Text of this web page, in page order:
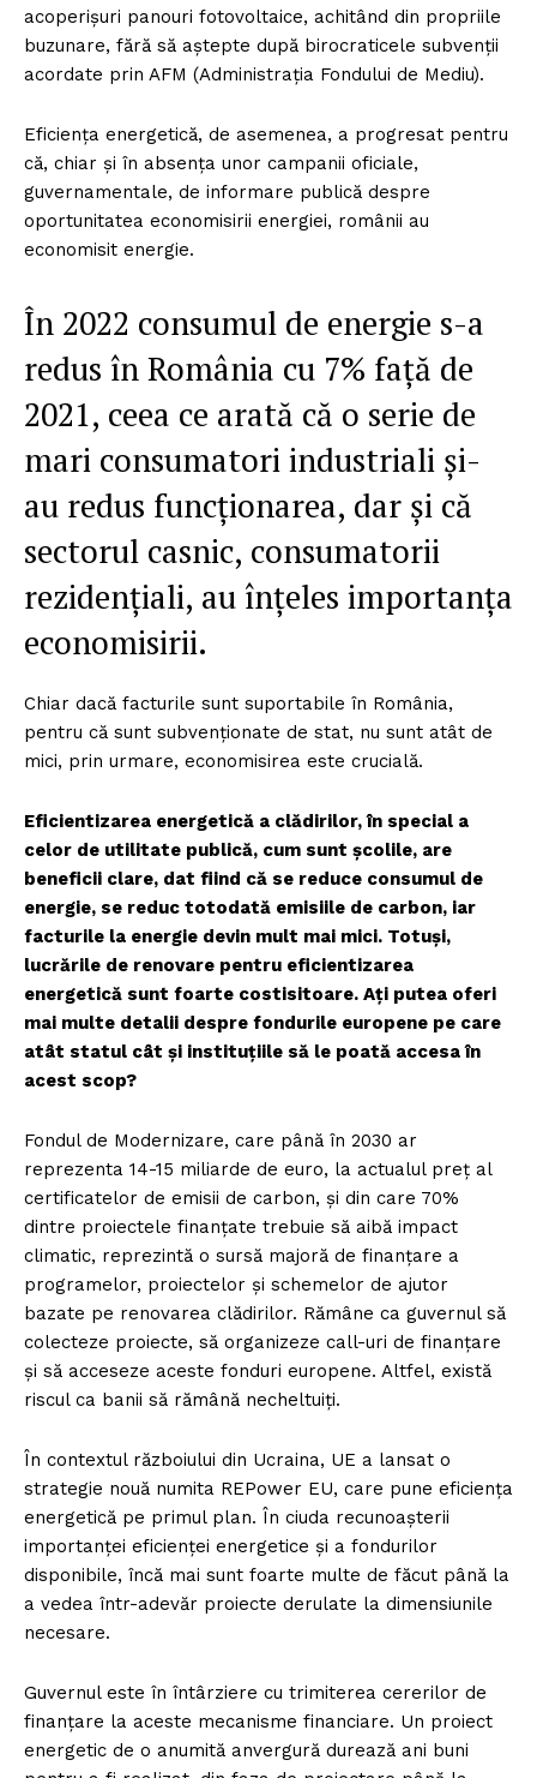
acoperișuri panouri fotovoltaice, achitând din propriile
buzunare, fără să aștepte după birocraticele subvenții
acordate prin AFM (Administrația Fondului de Mediu).
Eficiența energetică, de asemenea, a progresat pentru
că, chiar și în absența unor campanii oficiale,
guvernamentale, de informare publică despre
oportunitatea economisirii energiei, românii au
economisit energie.
În 2022 consumul de energie s-a
redus în România cu 7% față de
2021, ceea ce arată că o serie de
mari consumatori industriali și-
au redus funcționarea, dar și că
sectorul casnic, consumatorii
rezidențiali, au înțeles importanța
economisirii.
Chiar dacă facturile sunt suportabile în România,
pentru că sunt subvenționate de stat, nu sunt atât de
mici, prin urmare, economisirea este crucială.
Eficientizarea energetică a clădirilor, în special a
celor de utilitate publică, cum sunt școlile, are
beneficii clare, dat fiind că se reduce consumul de
energie, se reduc totodată emisiile de carbon, iar
facturile la energie devin mult mai mici. Totuși,
lucrările de renovare pentru eficientizarea
energetică sunt foarte costisitoare. Ați putea oferi
mai multe detalii despre fondurile europene pe care
atât statul cât și instituțiile să le poată accesa în
acest scop?
Fondul de Modernizare, care până în 2030 ar
reprezenta 14-15 miliarde de euro, la actualul preț al
certificatelor de emisii de carbon, și din care 70%
dintre proiectele finanțate trebuie să aibă impact
climatic, reprezintă o sursă majoră de finanțare a
programelor, proiectelor și schemelor de ajutor
bazate pe renovarea clădirilor. Rămâne ca guvernul să
colecteze proiecte, să organizeze call-uri de finanțare
și să acceseze aceste fonduri europene. Altfel, există
riscul ca banii să rămână necheltuiți.
În contextul războiului din Ucraina, UE a lansat o
strategie nouă numita REPower EU, care pune eficiența
energetică pe primul plan. În ciuda recunoașterii
importanței eficienței energetice și a fondurilor
disponibile, încă mai sunt foarte multe de făcut până la
a vedea într-adevăr proiecte derulate la dimensiunile
necesare.
Guvernul este în întârziere cu trimiterea cererilor de
finanțare la aceste mecanisme financiare. Un proiect
energetic de o anumită anvergură durează ani buni